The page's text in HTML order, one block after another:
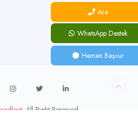
codloot. All Right Reserved.
Ara
Hemen Başvur
WhatsApp Destek